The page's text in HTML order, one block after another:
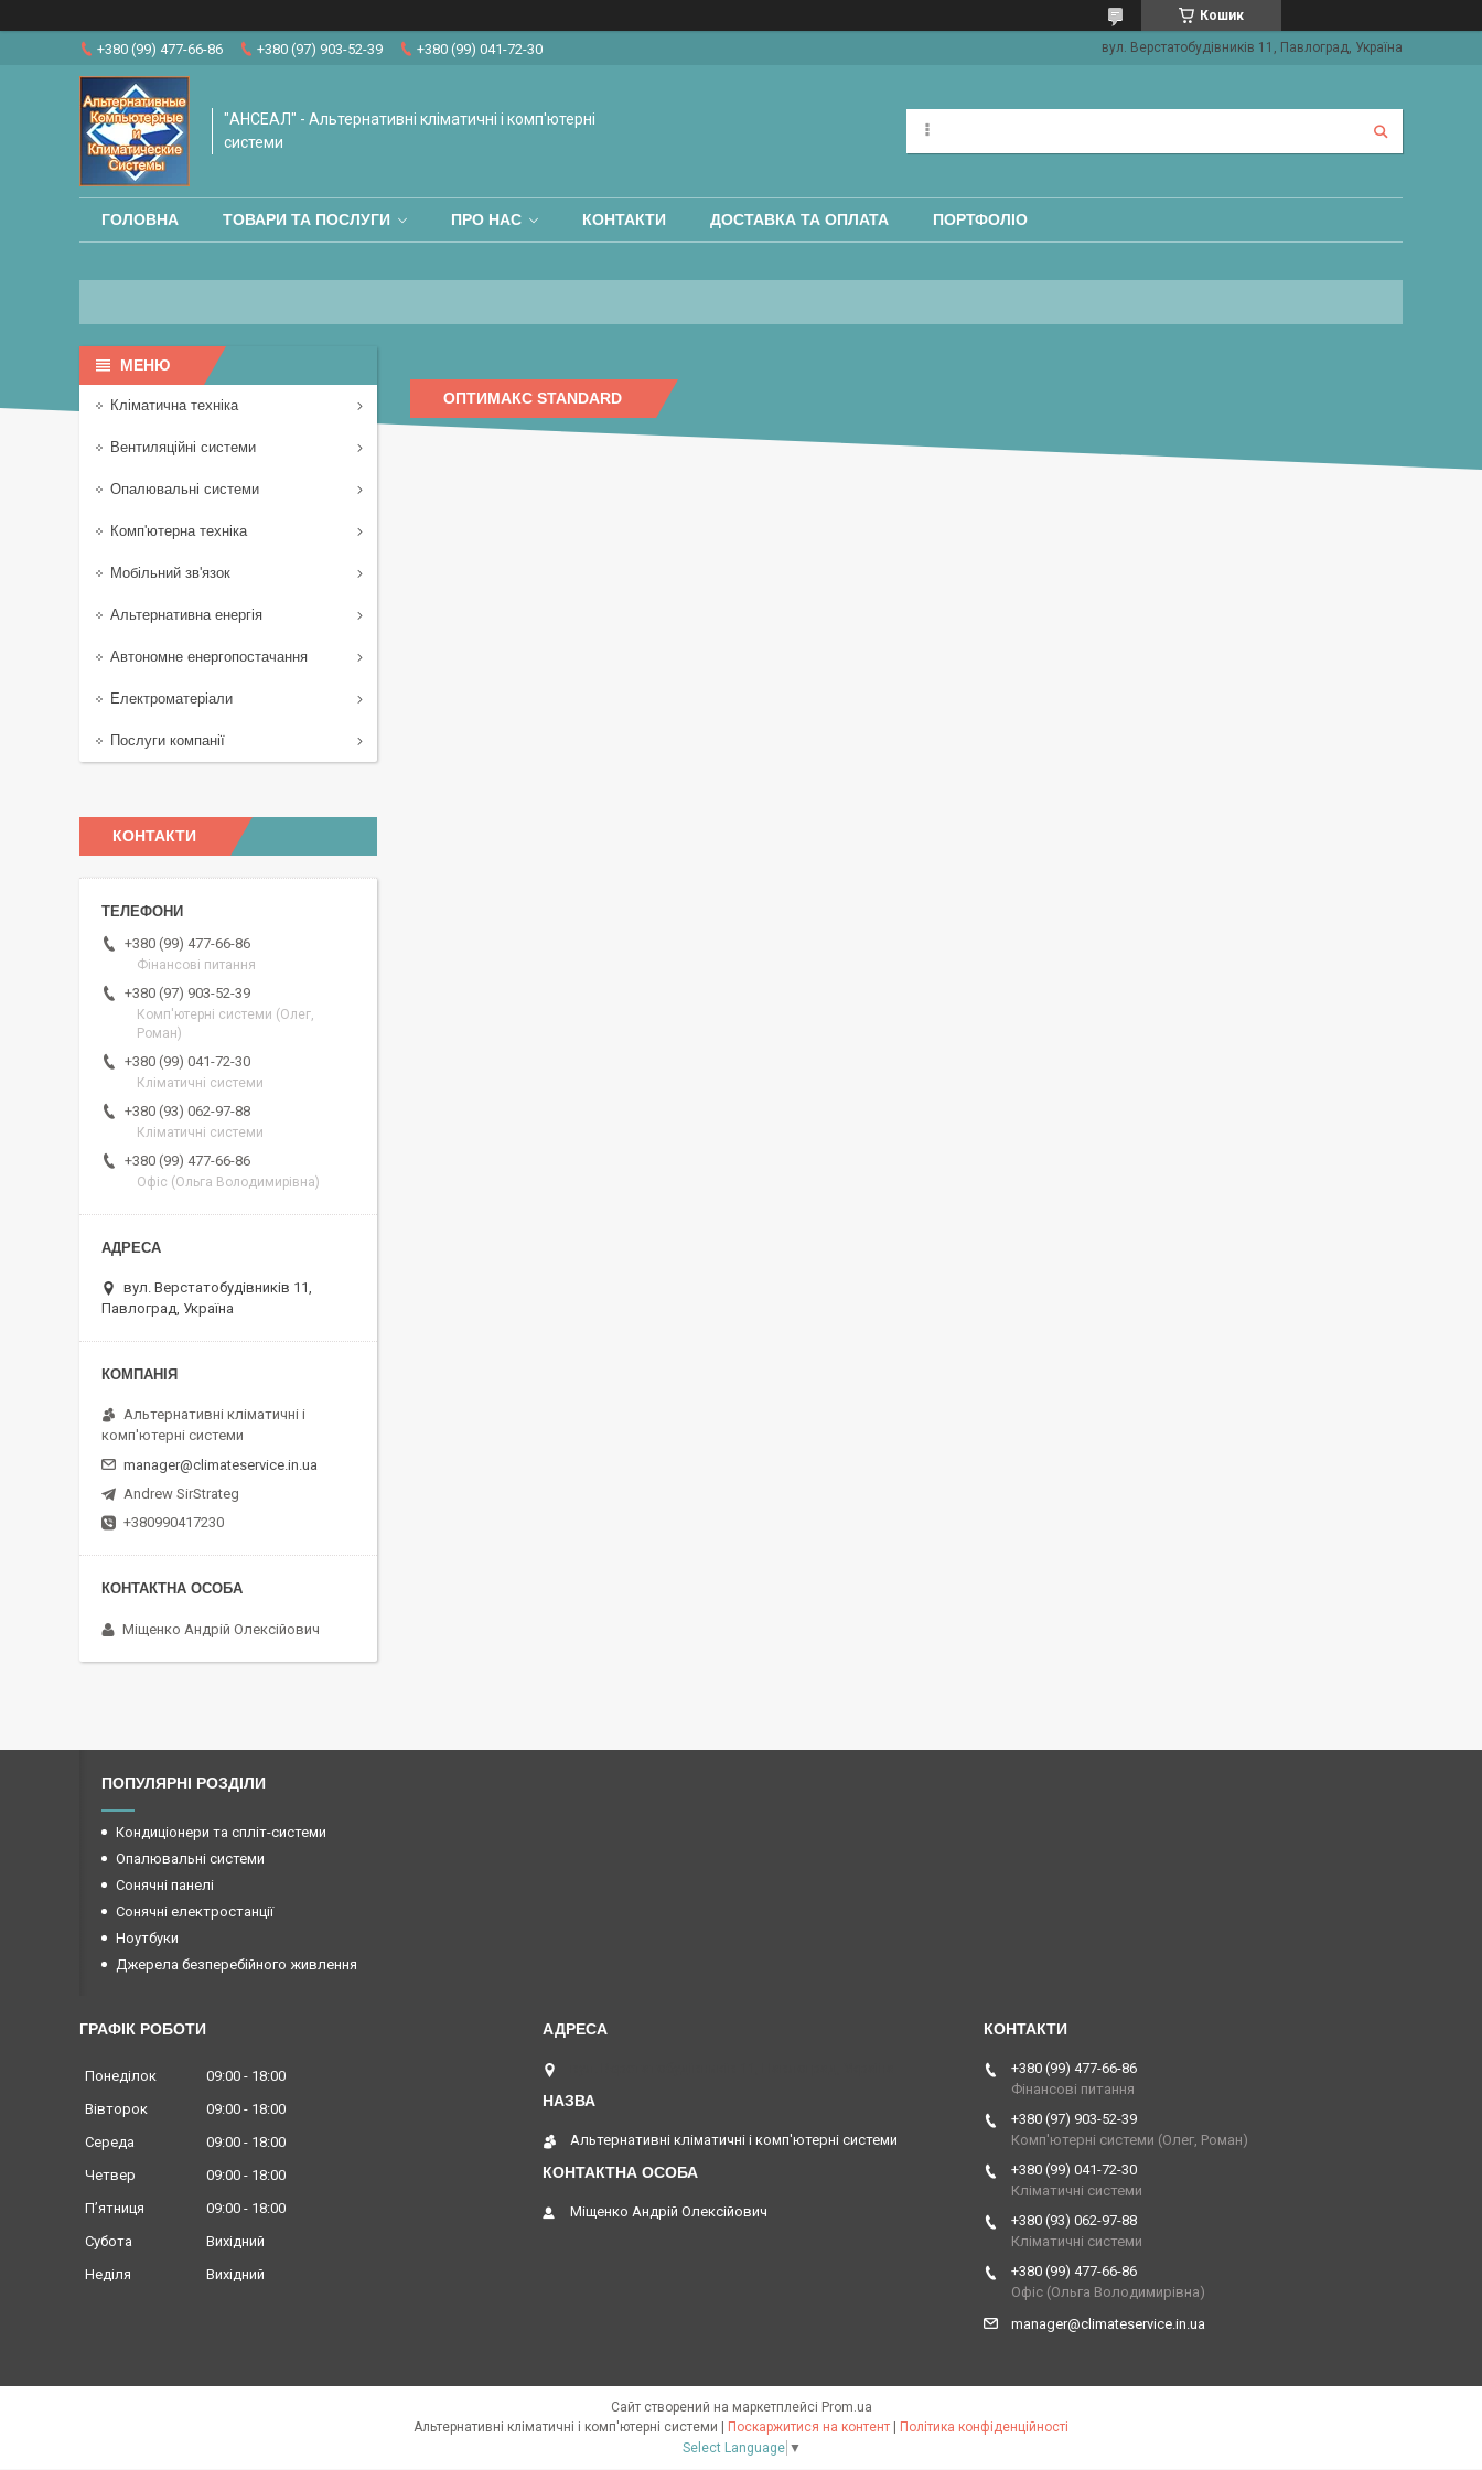
Кошик
+380 (99) 477-66-86 +380 (97) 903-52-39 +380 (99) 041-72-30 вул. Верстатобудівників 11, Павлоград, Україна
"АНСЕАЛ" - Альтернативні кліматичні і комп'ютерні
системи
ГОЛОВНА ТОВАРИ ТА ПОСЛУГИ ПРО НАС КОНТАКТИ ДОСТАВКА ТА ОПЛАТА ПОРТФОЛІО
ОПТИМАКС STANDARD
Кліматична техніка
Вентиляційні системи
Опалювальні системи
Комп'ютерна техніка
Мобільний зв'язок
Альтернативна енергія
Автономне енергопостачання
Електроматеріали
Послуги компанії
КОНТАКТИ
+380 (99) 477-66-86
Фінансові питання
+380 (97) 903-52-39
Комп'ютерні системи (Олег,
Роман)
+380 (99) 041-72-30
Кліматичні системи
+380 (93) 062-97-88
Кліматичні системи
+380 (99) 477-66-86
Офіс (Ольга Володимирівна)
вул. Верстатобудівників 11,
Павлоград, Україна
Альтернативні кліматичні і
комп'ютерні системи
manager@climateservice.in.ua
Andrew SirStrateg
+380990417230
Міщенко Андрій Олексійович
ПОПУЛЯРНІ РОЗДІЛИ
Кондиціонери та спліт-системи
Опалювальні системи
Сонячні панелі
Сонячні електростанції
Ноутбуки
Джерела безперебійного живлення
ГРАФІК РОБОТИ
Понеділок 09:00
18:00
Вівторок
09:00
18:00
Середа
09:00
18:00
Четвер
09:00
18:00
Пʼятниця
09:00
18:00
Субота
Вихідний
Неділя
Вихідний
Альтернативні кліматичні і комп'ютерні системи
Міщенко Андрій Олексійович
+380 (99) 477-66-86
Фінансові питання
+380 (97) 903-52-39
Комп'ютерні системи (Олег, Роман)
+380 (99) 041-72-30
Кліматичні системи
+380 (93) 062-97-88
Кліматичні системи
+380 (99) 477-66-86
Офіс (Ольга Володимирівна)
manager@climateservice.in.ua
Сайт створений на маркетплейсі Prom.ua
Поскаржитися на контент
Політика конфіденційності
Select Language ▼